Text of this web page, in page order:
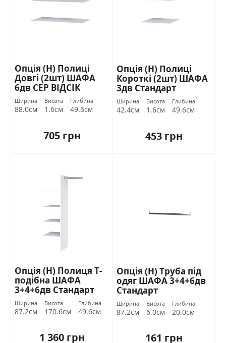
Опція (Н) Полиці
Довгі (2шт) ШАФА
6дв СЕР ВІДСІК
Стандарт
Ширина
88.0см
Висота
1.6см
Глибина
49.6см
705 грн
Опція (Н) Полиці
Короткі (2шт) ШАФА
3дв Стандарт
Ширина
42.4см
Висота
1.6см
Глибина
49.6см
453 грн
Опція (Н) Полиця Т-
подібна ШАФА
3+4+6дв Стандарт
Ширина
87.2см
Висота
170.6см
Глибина
49.6см
1 360 грн
Опція (Н) Труба під
одяг ШАФА 3+4+6дв
Стандарт
Ширина
87.2см
Висота
6.0см
Глибина
20.0см
161 грн